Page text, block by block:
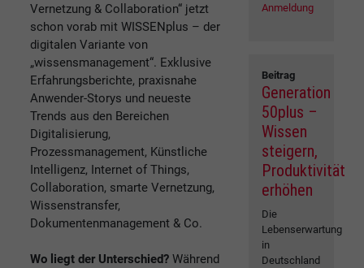
Vernetzung & Collaboration“ jetzt
schon vorab mit WISSENplus – der
digitalen Variante von
„wissensmanagement“. Exklusive
Erfahrungsberichte, praxisnahe
Anwender-Storys und neueste
Trends aus den Bereichen
Digitalisierung,
Prozessmanagement, Künstliche
Intelligenz, Internet of Things,
Collaboration, smarte Vernetzung,
Wissenstransfer,
Dokumentenmanagement & Co.
Wo liegt der Unterschied? Während
Anmeldung
Beitrag
Generation
50plus –
Wissen
steigern,
Produktivität
erhöhen
Die
Lebenserwartung
in
Deutschland